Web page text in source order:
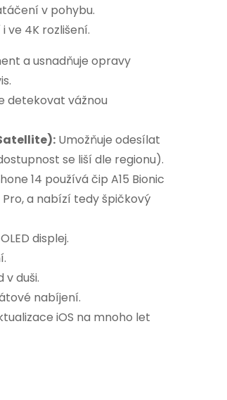
v pohybu.
ve 4K rozlišení.
a usnadňuje opravy
detekovat vážnou
Umožňuje odesílat
se liší dle regionu).
14 používá čip A15 Bionic
Pro, a nabízí tedy špičkový
displej.
v duši.
nabíjení.
iOS na mnoho let